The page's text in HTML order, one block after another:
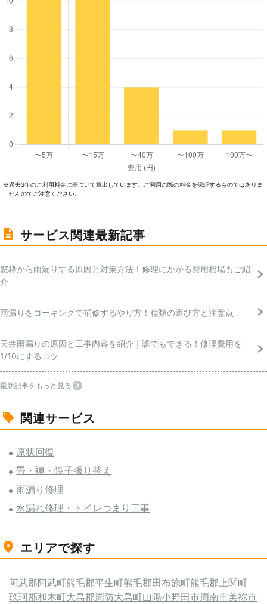
※過去3年のご利⽤料⾦に基づいて算出しています。ご利⽤の際の料⾦を保証するものではありま
せんのでご注意ください。
サービス関連最新記事
窓枠から雨漏りする原因と対策方法！修理にかかる費用相場もご紹
介
雨漏りをコーキングで補修するやり方！種類の選び方と注意点
天井雨漏りの原因と工事内容を紹介｜誰でもできる！修理費用を
1/10にするコツ
最新記事をもっと見る
関連サービス
原状回復
畳・襖・障子張り替え
雨漏り修理
水漏れ修理・トイレつまり工事
エリアで探す
阿武郡阿武町熊毛郡平生町熊毛郡田布施町熊毛郡上関町
玖珂郡和木町大島郡周防大島町山陽小野田市周南市美祢市